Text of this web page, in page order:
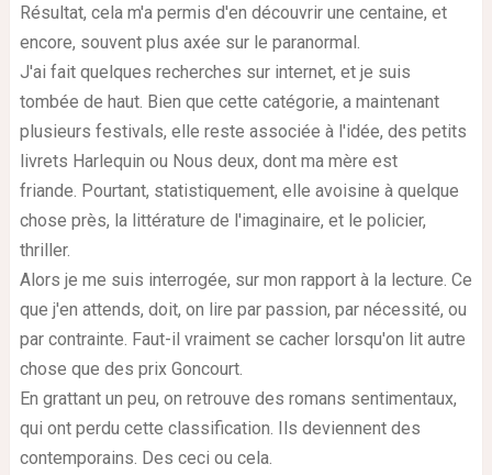
Résultat, cela m'a permis d'en découvrir une centaine, et
encore, souvent plus axée sur le paranormal.
J'ai fait quelques recherches sur internet, et je suis
tombée de haut. Bien que cette catégorie, a maintenant
plusieurs festivals, elle reste associée à l'idée, des petits
livrets Harlequin ou Nous deux, dont ma mère est
friande. Pourtant, statistiquement, elle avoisine à quelque
chose près, la littérature de l'imaginaire, et le policier,
thriller.
Alors je me suis interrogée, sur mon rapport à la lecture. Ce
que j'en attends, doit, on lire par passion, par nécessité, ou
par contrainte. Faut-il vraiment se cacher lorsqu'on lit autre
chose que des prix Goncourt.
En grattant un peu, on retrouve des romans sentimentaux,
qui ont perdu cette classification. Ils deviennent des
contemporains. Des ceci ou cela.